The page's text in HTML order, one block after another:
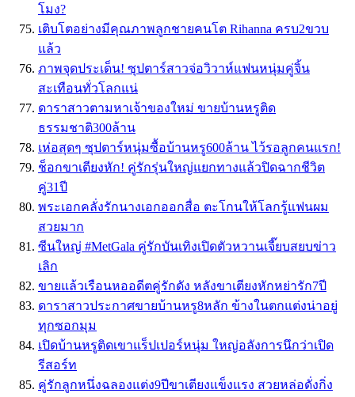
โมง?
เติบโตอย่างมีคุณภาพลูกชายคนโต Rihanna ครบ2ขวบ
แล้ว
ภาพจุดประเด็น! ซุปตาร์สาวจ่อวิวาห์แฟนหนุ่มคู่จิ้น
สะเทือนทั่วโลกแน่
ดาราสาวตามหาเจ้าของใหม่ ขายบ้านหรูติด
ธรรมชาติ300ล้าน
เห่อสุดๆ ซุปตาร์หนุ่มซื้อบ้านหรู600ล้าน ไว้รอลูกคนแรก!
ช็อกขาเตียงหัก! คู่รักรุ่นใหญ่แยกทางแล้วปิดฉากชีวิต
คู่31ปี
พระเอกคลั่งรักนางเอกออกสื่อ ตะโกนให้โลกรู้แฟนผม
สวยมาก
ซีนใหญ่ #MetGala คู่รักบันเทิงเปิดตัวหวานเจี๊ยบสยบข่าว
เลิก
ขายแล้วเรือนหออดีตคู่รักดัง หลังขาเตียงหักหย่ารัก7ปี
ดาราสาวประกาศขายบ้านหรู8หลัก ข้างในตกแต่งน่าอยู่
ทุกซอกมุม
เปิดบ้านหรูติดเขาแร็ปเปอร์หนุ่ม ใหญ่อลังการนึกว่าเปิด
รีสอร์ท
คู่รักลูกหนึ่งฉลองแต่ง9ปีขาเตียงแข็งแรง สวยหล่อดั่งกิ่ง